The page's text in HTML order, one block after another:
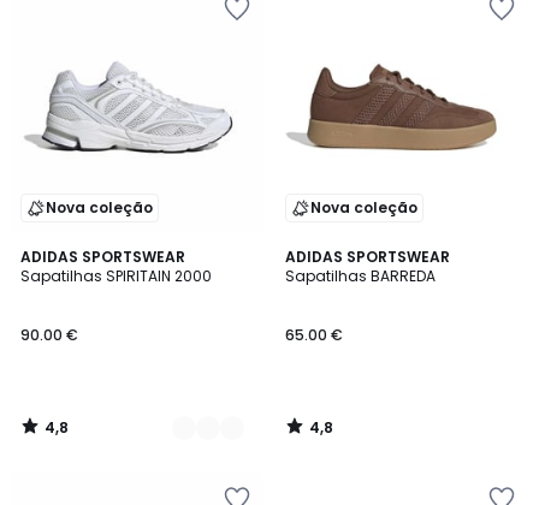
Nova coleção
ADIDAS SPORTSWEAR
Sapatilhas SPIRITAIN 2000
90.00 €
4,8
/ 5
3
Cores
4,8
/
Nova coleção
ADIDAS SPORTSWEAR
Sapatilhas BARREDA
65.00 €
4,8
/ 5
4,8
/